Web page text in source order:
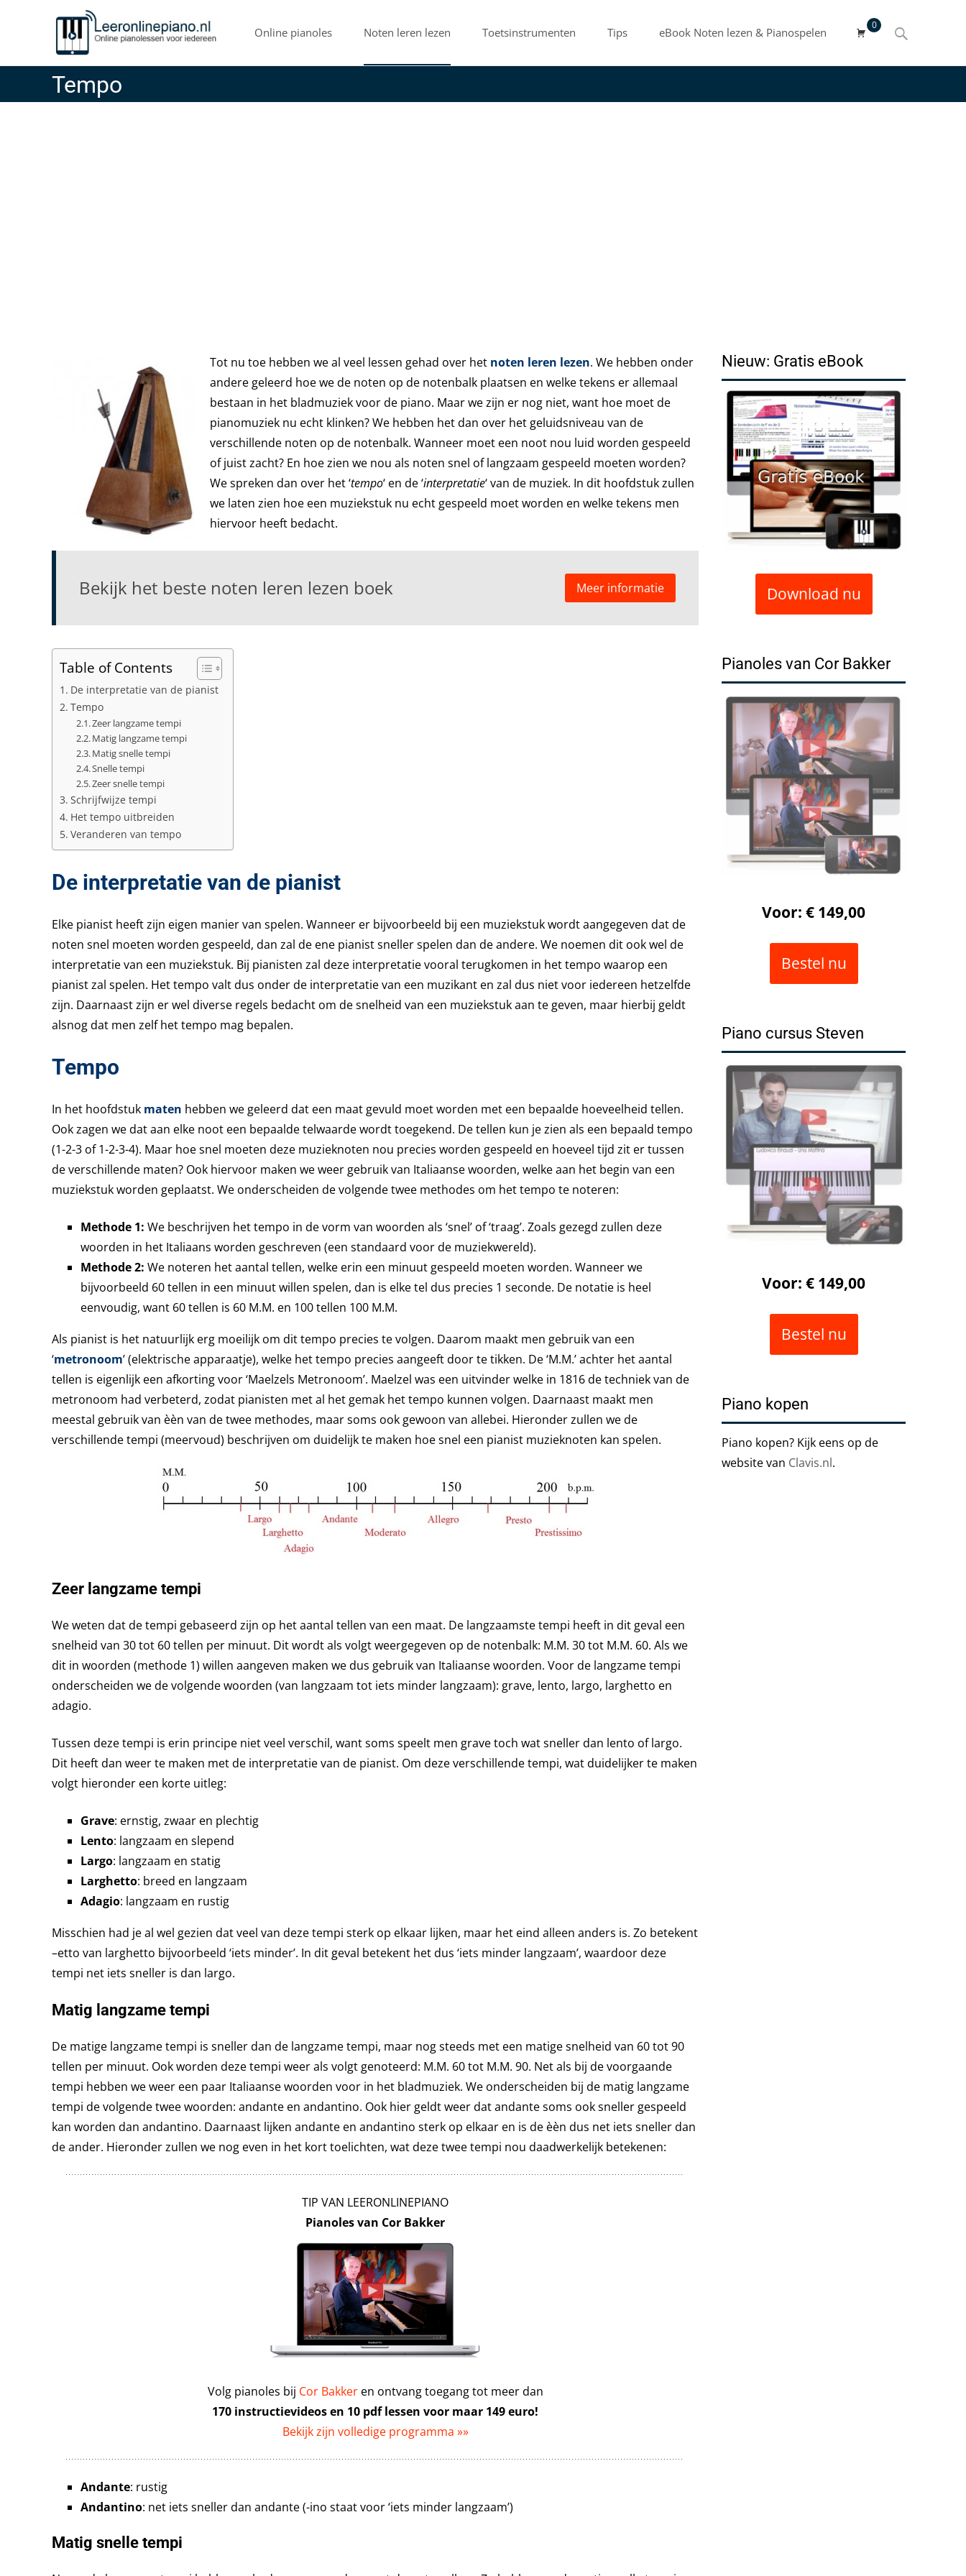
Online pianoles Noten leren lezen Toetsinstrumenten Tips eBook Noten lezen & Pianospelen
0
Search
Tempo
Tot nu toe hebben we al veel lessen gehad over het noten leren lezen. We hebben onder
andere geleerd hoe we de noten op de notenbalk plaatsen en welke tekens er allemaal
bestaan in het bladmuziek voor de piano. Maar we zijn er nog niet, want hoe moet de
pianomuziek nu echt klinken? We hebben het dan over het geluidsniveau van de
verschillende noten op de notenbalk. Wanneer moet een noot nou luid worden gespeeld
of juist zacht? En hoe zien we nou als noten snel of langzaam gespeeld moeten worden?
We spreken dan over het ‘tempo‘ en de ‘interpretatie‘ van de muziek. In dit hoofdstuk zullen
we laten zien hoe een muziekstuk nu echt gespeeld moet worden en welke tekens men
hiervoor heeft bedacht.
Bekijk het beste noten leren lezen boek Meer informatie
Table of Contents
De interpretatie van de pianist
Tempo
Zeer langzame tempi
Matig langzame tempi
Matig snelle tempi
Snelle tempi
Zeer snelle tempi
Schrijfwijze tempi
Het tempo uitbreiden
Veranderen van tempo
De interpretatie van de pianist
Elke pianist heeft zijn eigen manier van spelen. Wanneer er bijvoorbeeld bij een muziekstuk wordt aangegeven dat de
noten snel moeten worden gespeeld, dan zal de ene pianist sneller spelen dan de andere. We noemen dit ook wel de
interpretatie van een muziekstuk. Bij pianisten zal deze interpretatie vooral terugkomen in het tempo waarop een
pianist zal spelen. Het tempo valt dus onder de interpretatie van een muzikant en zal dus niet voor iedereen hetzelfde
zijn. Daarnaast zijn er wel diverse regels bedacht om de snelheid van een muziekstuk aan te geven, maar hierbij geldt
alsnog dat men zelf het tempo mag bepalen.
Tempo
In het hoofdstuk maten hebben we geleerd dat een maat gevuld moet worden met een bepaalde hoeveelheid tellen.
Ook zagen we dat aan elke noot een bepaalde telwaarde wordt toegekend. De tellen kun je zien als een bepaald tempo
(1-2-3 of 1-2-3-4). Maar hoe snel moeten deze muzieknoten nou precies worden gespeeld en hoeveel tijd zit er tussen
de verschillende maten? Ook hiervoor maken we weer gebruik van Italiaanse woorden, welke aan het begin van een
muziekstuk worden geplaatst. We onderscheiden de volgende twee methodes om het tempo te noteren:
Methode 1: We beschrijven het tempo in de vorm van woorden als ‘snel’ of ‘traag’. Zoals gezegd zullen deze
woorden in het Italiaans worden geschreven (een standaard voor de muziekwereld).
Methode 2: We noteren het aantal tellen, welke erin een minuut gespeeld moeten worden. Wanneer we
bijvoorbeeld 60 tellen in een minuut willen spelen, dan is elke tel dus precies 1 seconde. De notatie is heel
eenvoudig, want 60 tellen is 60 M.M. en 100 tellen 100 M.M.
Als pianist is het natuurlijk erg moeilijk om dit tempo precies te volgen. Daarom maakt men gebruik van een
‘metronoom’ (elektrische apparaatje), welke het tempo precies aangeeft door te tikken. De ‘M.M.’ achter het aantal
tellen is eigenlijk een afkorting voor ‘Maelzels Metronoom’. Maelzel was een uitvinder welke in 1816 de techniek van de
metronoom had verbeterd, zodat pianisten met al het gemak het tempo kunnen volgen. Daarnaast maakt men
meestal gebruik van èèn van de twee methodes, maar soms ook gewoon van allebei. Hieronder zullen we de
verschillende tempi (meervoud) beschrijven om duidelijk te maken hoe snel een pianist muzieknoten kan spelen.
Zeer langzame tempi
We weten dat de tempi gebaseerd zijn op het aantal tellen van een maat. De langzaamste tempi heeft in dit geval een
snelheid van 30 tot 60 tellen per minuut. Dit wordt als volgt weergegeven op de notenbalk: M.M. 30 tot M.M. 60. Als we
dit in woorden (methode 1) willen aangeven maken we dus gebruik van Italiaanse woorden. Voor de langzame tempi
onderscheiden we de volgende woorden (van langzaam tot iets minder langzaam): grave, lento, largo, larghetto en
adagio.
Tussen deze tempi is erin principe niet veel verschil, want soms speelt men grave toch wat sneller dan lento of largo.
Dit heeft dan weer te maken met de interpretatie van de pianist. Om deze verschillende tempi, wat duidelijker te maken
volgt hieronder een korte uitleg:
Grave: ernstig, zwaar en plechtig
Lento: langzaam en slepend
Largo: langzaam en statig
Larghetto: breed en langzaam
Adagio: langzaam en rustig
Misschien had je al wel gezien dat veel van deze tempi sterk op elkaar lijken, maar het eind alleen anders is. Zo betekent
–etto van larghetto bijvoorbeeld ‘iets minder’. In dit geval betekent het dus ‘iets minder langzaam’, waardoor deze
tempi net iets sneller is dan largo.
Matig langzame tempi
De matige langzame tempi is sneller dan de langzame tempi, maar nog steeds met een matige snelheid van 60 tot 90
tellen per minuut. Ook worden deze tempi weer als volgt genoteerd: M.M. 60 tot M.M. 90. Net als bij de voorgaande
tempi hebben we weer een paar Italiaanse woorden voor in het bladmuziek. We onderscheiden bij de matig langzame
tempi de volgende twee woorden: andante en andantino. Ook hier geldt weer dat andante soms ook sneller gespeeld
kan worden dan andantino. Daarnaast lijken andante en andantino sterk op elkaar en is de èèn dus net iets sneller dan
de ander. Hieronder zullen we nog even in het kort toelichten, wat deze twee tempi nou daadwerkelijk betekenen:
TIP VAN LEERONLINEPIANO
Pianoles van Cor Bakker
Volg pianoles bij Cor Bakkeren ontvang toegang tot meer dan
170 instructievideos en 10 pdf lessen voor maar 149 euro!
Bekijk zijn volledige programma »»
Andante: rustig
Andantino: net iets sneller dan andante (-ino staat voor ‘iets minder langzaam’)
Matig snelle tempi
Nieuw: Gratis eBook
Download nu
Pianoles van Cor Bakker
Voor: € 149,00
Bestel nu
Piano cursus Steven
Voor: € 149,00
Bestel nu
Piano kopen
Piano kopen? Kijk eens op de
website van Clavis.nl.